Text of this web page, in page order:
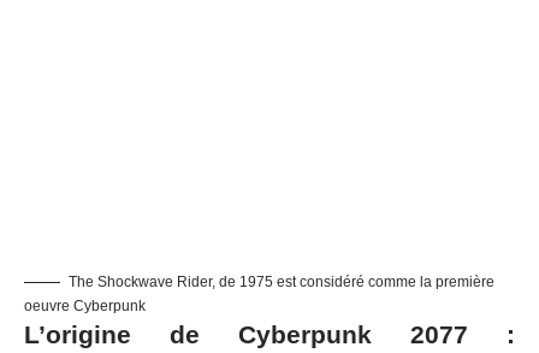
The Shockwave Rider, de 1975 est considéré comme la première
oeuvre Cyberpunk
L’origine de Cyberpunk 2077 :